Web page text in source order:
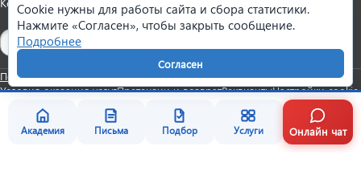
Академия Письма Подбор Услуги Онлайн чат
Контакты
Политика персональных данныхСогласие на обработку данных
Условия оказания услугПретензии и возвратРеквизитыНастройки cookie
Cookie нужны для работы сайта и сбора статистики.
Нажмите «Согласен», чтобы закрыть сообщение.
Подробнее
Согласен